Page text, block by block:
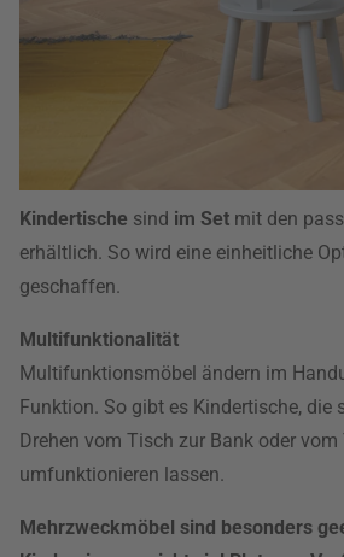
Kindertische sind im Set mit den
erhältlich. So wird eine einheitliche
geschaffen.
Multifunktionalität
Multifunktionsmöbel ändern im
Funktion. So gibt es Kindertische, die
Drehen vom Tisch zur Bank oder
umfunktionieren lassen.
Mehrzweckmöbel sind besonders